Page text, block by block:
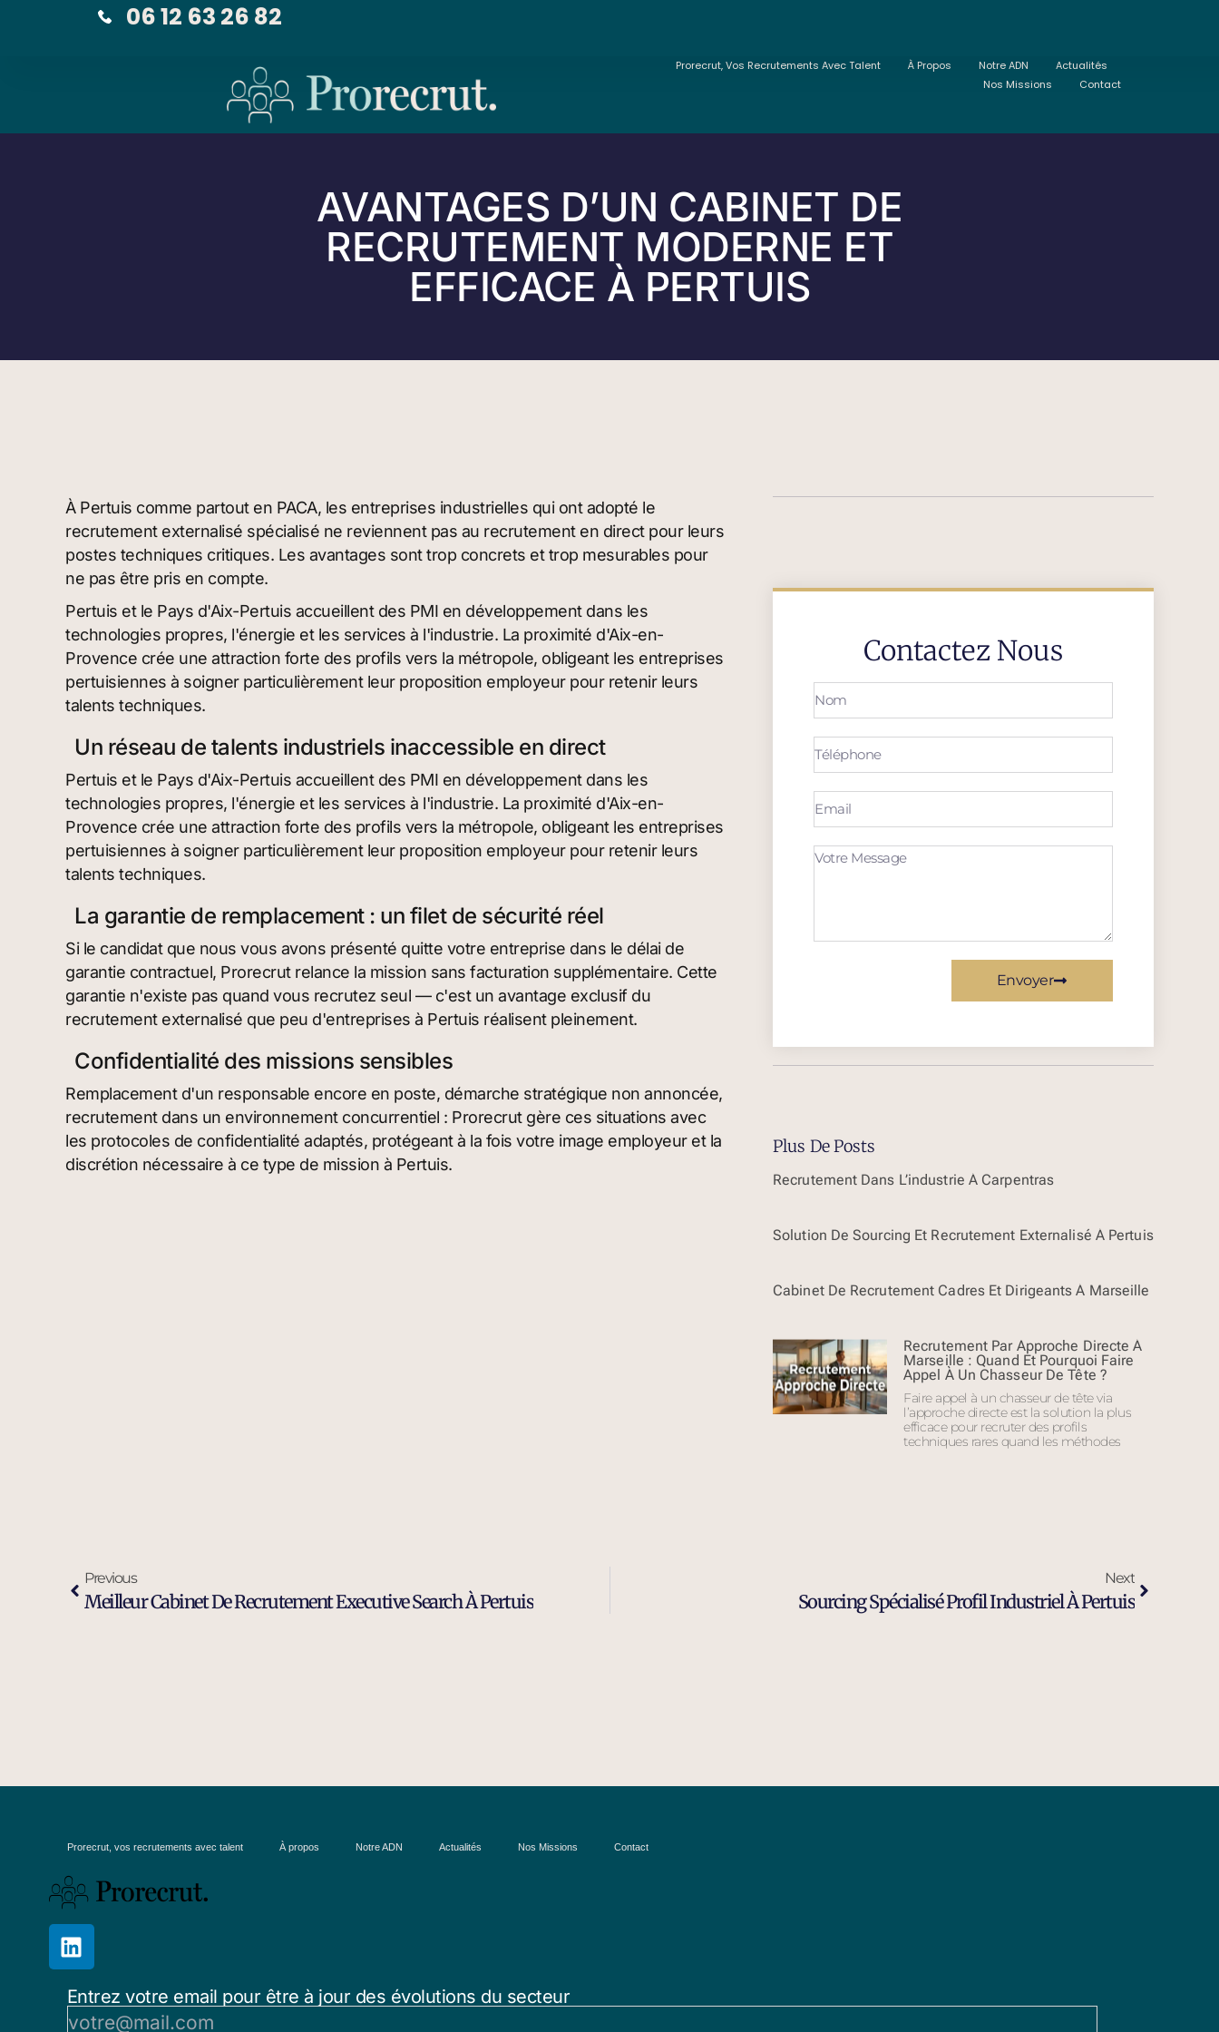
06 12 63 26 82
Prorecrut, Vos Recrutements Avec Talent À Propos Notre ADN
Actualités
Nos Missions
Contact
AVANTAGES D’UN CABINET DE
RECRUTEMENT MODERNE ET
EFFICACE À PERTUIS
À Pertuis comme partout en PACA, les entreprises industrielles qui ont adopté le
recrutement externalisé spécialisé ne reviennent pas au recrutement en direct pour leurs
postes techniques critiques. Les avantages sont trop concrets et trop mesurables pour
ne pas être pris en compte.
Pertuis et le Pays d'Aix-Pertuis accueillent des PMI en développement dans les
technologies propres, l'énergie et les services à l'industrie. La proximité d'Aix-en-
Provence crée une attraction forte des profils vers la métropole, obligeant les entreprises
pertuisiennes à soigner particulièrement leur proposition employeur pour retenir leurs
talents techniques.
Un réseau de talents industriels inaccessible en direct
Pertuis et le Pays d'Aix-Pertuis accueillent des PMI en développement dans les
technologies propres, l'énergie et les services à l'industrie. La proximité d'Aix-en-
Provence crée une attraction forte des profils vers la métropole, obligeant les entreprises
pertuisiennes à soigner particulièrement leur proposition employeur pour retenir leurs
talents techniques.
La garantie de remplacement : un filet de sécurité réel
Si le candidat que nous vous avons présenté quitte votre entreprise dans le délai de
garantie contractuel, Prorecrut relance la mission sans facturation supplémentaire. Cette
garantie n'existe pas quand vous recrutez seul — c'est un avantage exclusif du
recrutement externalisé que peu d'entreprises à Pertuis réalisent pleinement.
Confidentialité des missions sensibles
Remplacement d'un responsable encore en poste, démarche stratégique non annoncée,
recrutement dans un environnement concurrentiel : Prorecrut gère ces situations avec
les protocoles de confidentialité adaptés, protégeant à la fois votre image employeur et la
discrétion nécessaire à ce type de mission à Pertuis.
Contactez Nous
Envoyer
Plus De Posts
Recrutement Dans L’industrie À Carpentras
Solution De Sourcing Et Recrutement Externalisé À Pertuis
Cabinet De Recrutement Cadres Et Dirigeants À Marseille
Recrutement Par Approche Directe À
Marseille : Quand Et Pourquoi Faire
Appel À Un Chasseur De Tête ?
Faire appel à un chasseur de tête via
l’approche directe est la solution la plus
efficace pour recruter des profils
techniques rares quand les méthodes
Previous
Meilleur Cabinet De Recrutement Executive Search À Pertuis
Next
Sourcing Spécialisé Profil Industriel À Pertuis
Prorecrut, vos recrutements avec talent À propos Notre ADN Actualités Nos Missions Contact
Entrez votre email pour être à jour des évolutions du secteur